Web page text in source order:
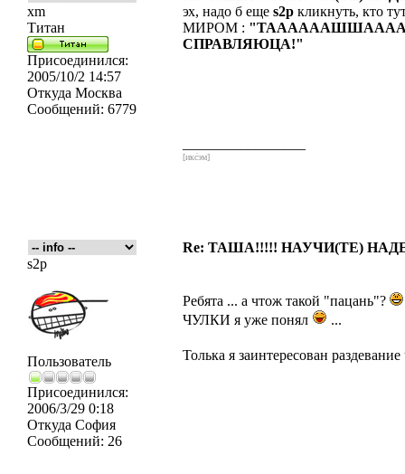
xm
Титан
Присоединился:
2005/10/2 14:57
Откуда Москва
Сообщений: 6779
эх, надо б еще s2p кликнуть, кто
МИРОМ :
СПРАВЛЯЮЦА!"
[икс́эм]
Re: ТАША!!!!! НАУЧИ(ТЕ)
s2p
Пользователь
Присоединился:
2006/3/29 0:18
Откуда София
Сообщений: 26
Ребята ... а чтож такой "пацань"?
ЧУЛКИ я уже понял
...
Толька я заинтересован